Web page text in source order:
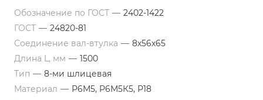
Обозначение по ГОСТ — 2402-1422
ГОСТ — 24820-81
Соединение вал-втулка — 8х56х65
Длина L, мм — 1500
Тип — 8-ми шлицевая
Материал — Р6М5, Р6М5К5, Р18